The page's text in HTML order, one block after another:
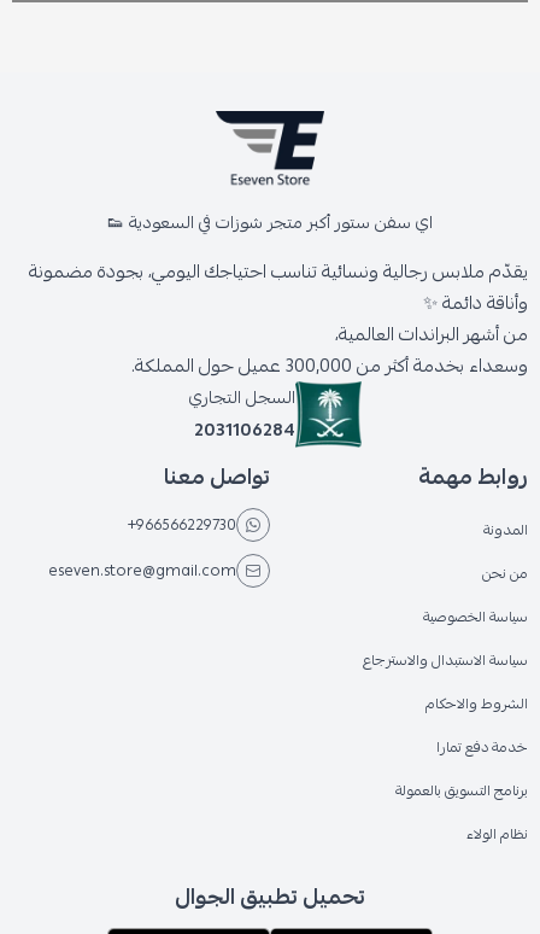
اي سفن ستور أكبر متجر شوزات في السعودية 👟
يقدّم ملابس رجالية ونسائية تناسب احتياجك اليومي، بجودة مضمونة
وأناقة دائمة ✨
من أشهر البراندات العالمية،
وسعداء بخدمة أكثر من 300,000 عميل حول المملكة.
السجل التجاري
2031106284
روابط مهمة
المدونة
من نحن
سياسة الخصوصية
سياسة الاستبدال والاسترجاع
الشروط والاحكام
خدمة دفع تمارا
برنامج التسويق بالعمولة
نظام الولاء
تواصل معنا
+966566229730
eseven.store@gmail.com
تحميل تطبيق الجوال